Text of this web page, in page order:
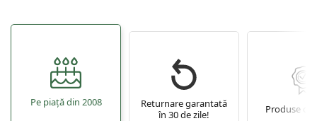
Pe piață din 2008
Returnare garantată
în 30 de zile!
Produse